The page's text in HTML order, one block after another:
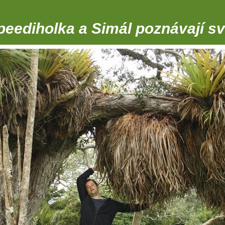
a Simál poznávají